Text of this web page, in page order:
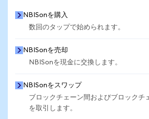
NBISonを購入
数回のタップで始められます。
NBISonを売却
NBISonを現金に交換します。
NBISonをスワップ
ブロックチェーン間およびブロックチ
を取引します。